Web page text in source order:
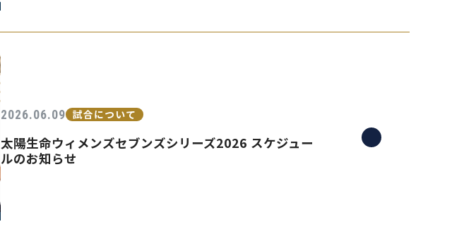
2026.06.09 試合について
太陽生命ウィメンズセブンズシリーズ2026 スケジュー
ルのお知らせ